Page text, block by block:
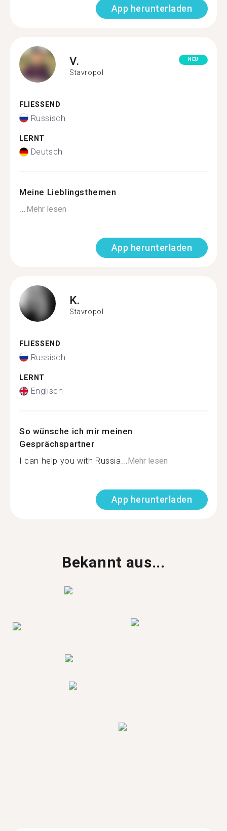
App herunterladen
V.
Stavropol
NEU
FLIESSEND
Russisch
LERNT
Deutsch
Meine Lieblingsthemen
...Mehr lesen
App herunterladen
K.
Stavropol
FLIESSEND
Russisch
LERNT
Englisch
So wünsche ich mir meinen
Gesprächspartner
I can help you with Russia...Mehr lesen
App herunterladen
Bekannt aus...